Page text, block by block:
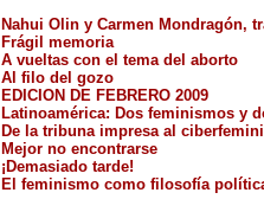
Nahui Olin y Carmen Mondragón,
Frágil memoria
A vueltas con el tema del aborto
Al filo del gozo
EDICION DE FEBRERO 2009
Latinoamérica: Dos feminismos y
De la tribuna impresa al
Mejor no encontrarse
¡Demasiado tarde!
El feminismo como filosofía